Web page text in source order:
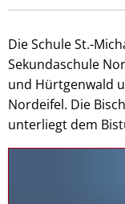
Die Schule St.-
Sekundaschule
und Hürtgenwald
Nordeifel. Die
unterliegt dem